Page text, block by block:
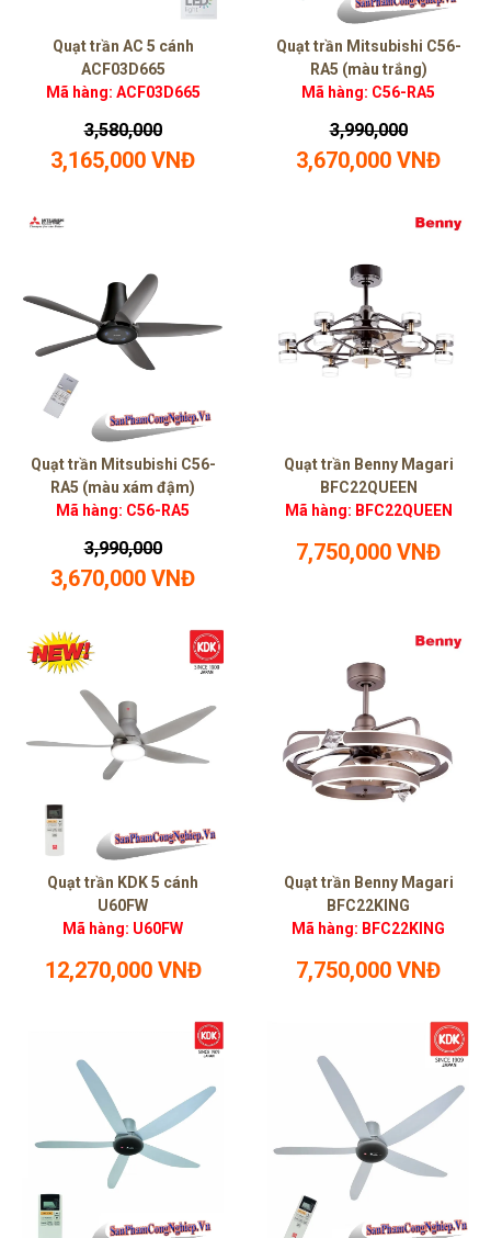
Quạt trần AC 5 cánh
ACF03D665
Mã hàng: ACF03D665
3,580,000
3,165,000 VNĐ
Quạt trần Mitsubishi C56-
RA5 (màu trắng)
Mã hàng: C56-RA5
3,990,000
3,670,000 VNĐ
Quạt trần Mitsubishi C56-
RA5 (màu xám đậm)
Mã hàng: C56-RA5
3,990,000
3,670,000 VNĐ
Quạt trần Benny Magari
BFC22QUEEN
Mã hàng: BFC22QUEEN
7,750,000 VNĐ
Quạt trần KDK 5 cánh
U60FW
Mã hàng: U60FW
12,270,000 VNĐ
Quạt trần Benny Magari
BFC22KING
Mã hàng: BFC22KING
7,750,000 VNĐ